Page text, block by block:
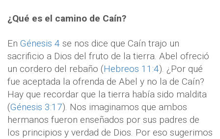
¿Qué es el camino de Caín?
En Génesis 4 se nos dice que Caín trajo un
sacrificio a Dios del fruto de la tierra. Abel ofreció
un cordero del rebaño (Hebreos 11:4). ¿Por qué
fue aceptada la ofrenda de Abel y no la de Caín?
Hay que recordar que la tierra había sido maldita
(Génesis 3:17). Nos imaginamos que ambos
hermanos fueron enseñados por sus padres de
los principios y verdad de Dios. Por eso sugerimos